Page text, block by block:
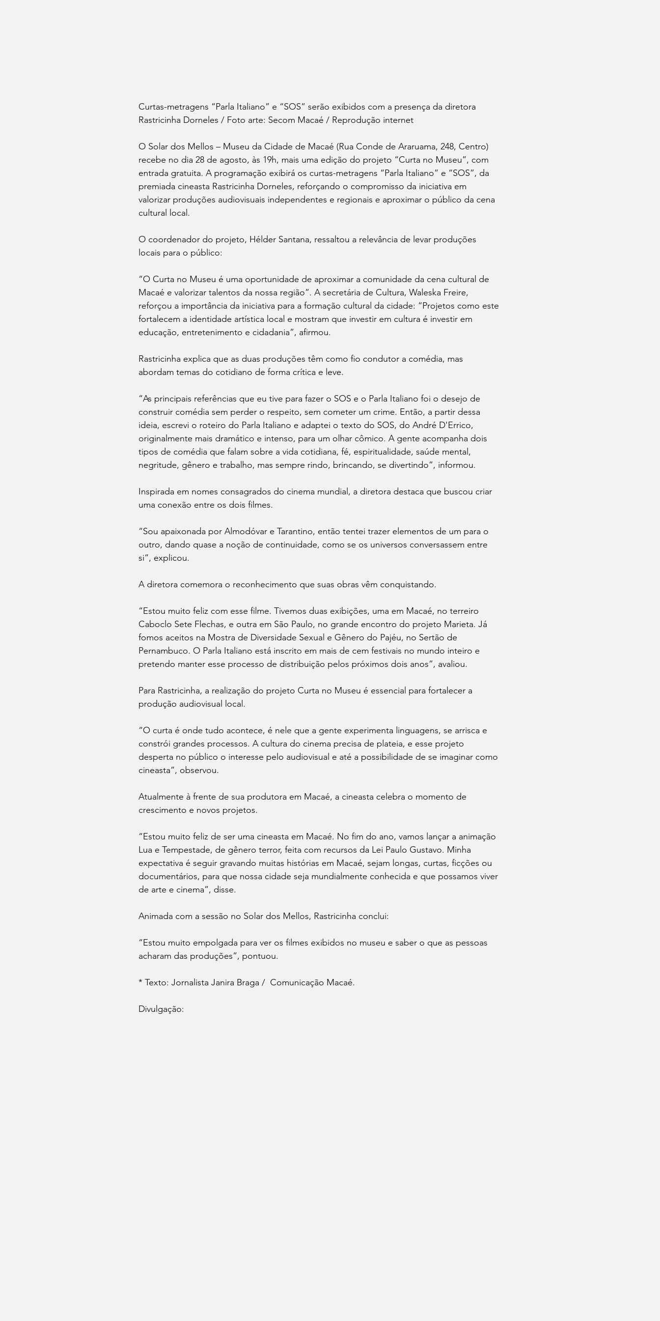
Curtas-metragens “Parla Italiano” e “SOS” serão exibidos com a presença da diretora
Rastricinha Dorneles / Foto arte: Secom Macaé / Reprodução internet
O Solar dos Mellos – Museu da Cidade de Macaé (Rua Conde de Araruama, 248, Centro)
recebe no dia 28 de agosto, às 19h, mais uma edição do projeto “Curta no Museu”, com
entrada gratuita. A programação exibirá os curtas-metragens “Parla Italiano” e “SOS”, da
premiada cineasta Rastricinha Dorneles, reforçando o compromisso da iniciativa em
valorizar produções audiovisuais independentes e regionais e aproximar o público da cena
cultural local.
O coordenador do projeto, Hélder Santana, ressaltou a relevância de levar produções
locais para o público:
“O Curta no Museu é uma oportunidade de aproximar a comunidade da cena cultural de
Macaé e valorizar talentos da nossa região”. A secretária de Cultura, Waleska Freire,
reforçou a importância da iniciativa para a formação cultural da cidade: “Projetos como este
fortalecem a identidade artística local e mostram que investir em cultura é investir em
educação, entretenimento e cidadania”, afirmou.
Rastricinha explica que as duas produções têm como fio condutor a comédia, mas
abordam temas do cotidiano de forma crítica e leve.
“As principais referências que eu tive para fazer o SOS e o Parla Italiano foi o desejo de
construir comédia sem perder o respeito, sem cometer um crime. Então, a partir dessa
ideia, escrevi o roteiro do Parla Italiano e adaptei o texto do SOS, do André D'Errico,
originalmente mais dramático e intenso, para um olhar cômico. A gente acompanha dois
tipos de comédia que falam sobre a vida cotidiana, fé, espiritualidade, saúde mental,
negritude, gênero e trabalho, mas sempre rindo, brincando, se divertindo”, informou.
Inspirada em nomes consagrados do cinema mundial, a diretora destaca que buscou criar
uma conexão entre os dois filmes.
“Sou apaixonada por Almodóvar e Tarantino, então tentei trazer elementos de um para o
outro, dando quase a noção de continuidade, como se os universos conversassem entre
si”, explicou.
A diretora comemora o reconhecimento que suas obras vêm conquistando.
“Estou muito feliz com esse filme. Tivemos duas exibições, uma em Macaé, no terreiro
Caboclo Sete Flechas, e outra em São Paulo, no grande encontro do projeto Marieta. Já
fomos aceitos na Mostra de Diversidade Sexual e Gênero do Pajéu, no Sertão de
Pernambuco. O Parla Italiano está inscrito em mais de cem festivais no mundo inteiro e
pretendo manter esse processo de distribuição pelos próximos dois anos”, avaliou.
Para Rastricinha, a realização do projeto Curta no Museu é essencial para fortalecer a
produção audiovisual local.
“O curta é onde tudo acontece, é nele que a gente experimenta linguagens, se arrisca e
constrói grandes processos. A cultura do cinema precisa de plateia, e esse projeto
desperta no público o interesse pelo audiovisual e até a possibilidade de se imaginar como
cineasta”, observou.
Atualmente à frente de sua produtora em Macaé, a cineasta celebra o momento de
crescimento e novos projetos.
“Estou muito feliz de ser uma cineasta em Macaé. No fim do ano, vamos lançar a animação
Lua e Tempestade, de gênero terror, feita com recursos da Lei Paulo Gustavo. Minha
expectativa é seguir gravando muitas histórias em Macaé, sejam longas, curtas, ficções ou
documentários, para que nossa cidade seja mundialmente conhecida e que possamos viver
de arte e cinema”, disse.
Animada com a sessão no Solar dos Mellos, Rastricinha conclui:
“Estou muito empolgada para ver os filmes exibidos no museu e saber o que as pessoas
acharam das produções”, pontuou.
* Texto: Jornalista Janira Braga /  Comunicação Macaé.
Divulgação: